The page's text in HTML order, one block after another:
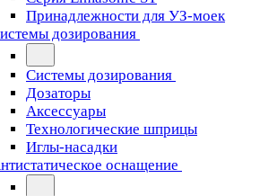
Принадлежности для УЗ-моек
дозирования
Системы дозирования
Дозаторы
Аксессуары
Технологические шприцы
Иглы-насадки
оснащение